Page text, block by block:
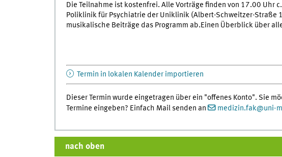
Die Teilnahme ist kostenfrei. Alle Vorträge finden von 17.00 Uhr
Poliklinik für Psychiatrie der Uniklinik (Albert-Schweitzer-Straße
musikalische Beiträge das Programm ab.Einen Überblick über
Termin in lokalen Kalender importieren
Dieser Termin wurde eingetragen über ein "offenes Konto". Sie
Termine eingeben? Einfach Mail senden an
medizin.fak@uni-
nach oben